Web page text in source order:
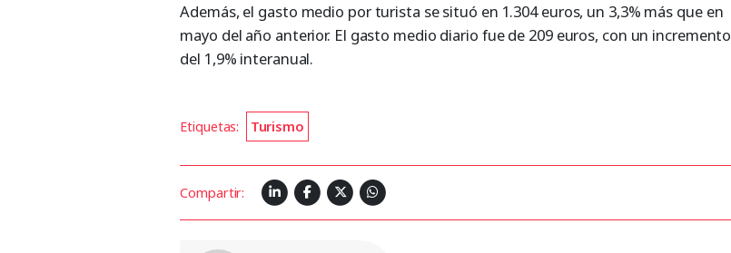
Además, el gasto medio por turista se situó en 1.304 euros, un 3,3% más que en
mayo del año anterior. El gasto medio diario fue de 209 euros, con un incremento
del 1,9% interanual.
Etiquetas: Turismo
Compartir: